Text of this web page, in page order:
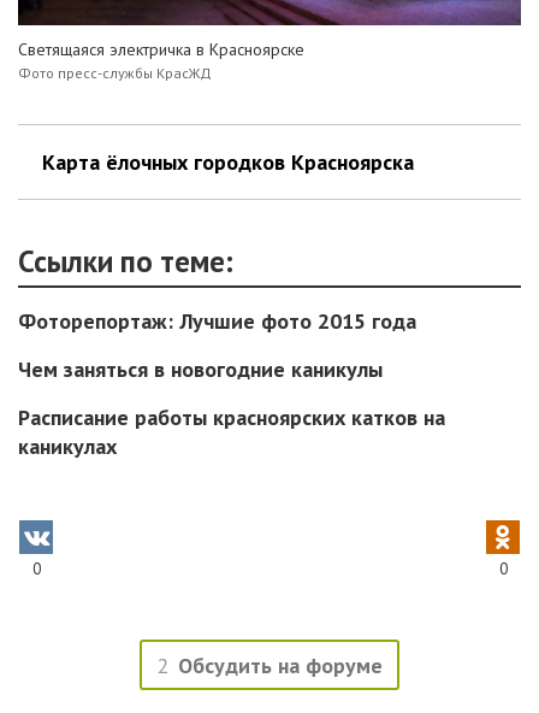
Светящаяся электричка в Красноярске
Фото пресс-службы КрасЖД
Карта ёлочных городков Красноярска
Ссылки по теме:
Фоторепортаж: Лучшие фото 2015 года
Чем заняться в новогодние каникулы
Расписание работы красноярских катков на
каникулах
0 0
2 Обсудить на форуме